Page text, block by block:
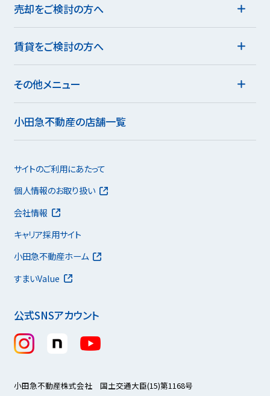
売却をご検討の方へ
賃貸をご検討の方へ
その他メニュー
小田急不動産の店舗一覧
公式SNSアカウント
サイトのご利用にあたって
個人情報のお取り扱い
会社情報
キャリア採用サイト
小田急不動産ホーム
すまいValue
小田急不動産株式会社 国土交通大臣(15)第1168号